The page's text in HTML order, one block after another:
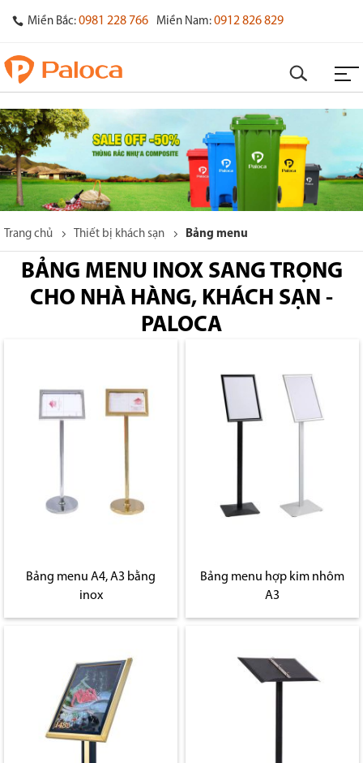
Miền Bắc: 0981 228 766 Miền Nam: 0912 826 829
Trang chủ Thiết bị khách sạn Bảng menu
BẢNG MENU INOX SANG TRỌNG
CHO NHÀ HÀNG, KHÁCH SẠN -
PALOCA
Bảng menu A4, A3 bằng
inox
Bảng menu hợp kim nhôm
A3